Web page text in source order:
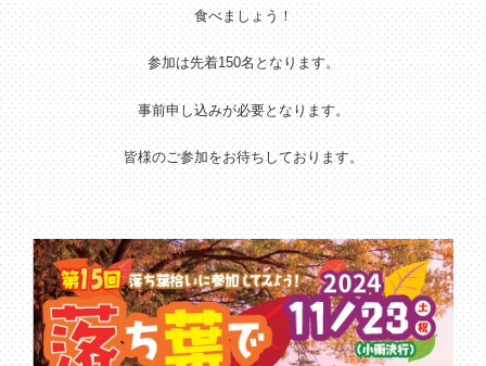
食べましょう！
参加は先着150名となります。
事前申し込みが必要となります。
皆様のご参加をお待ちしております。